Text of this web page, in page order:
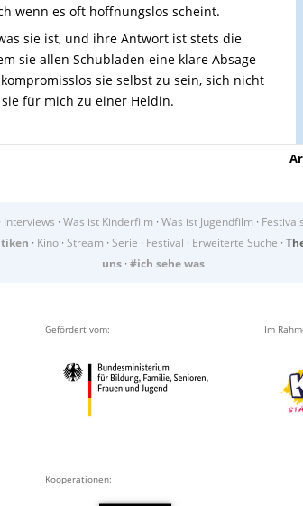
wenn es oft hoffnungslos scheint.
sie ist, und ihre Antwort ist stets die
sie allen Schubladen eine klare Absage
sie selbst zu sein, sich nicht
für mich zu einer Heldin.
· Interviews · Was ist Kinderfilm · Was ist Jugendfilm · Festivals
· Kino· Stream · Serie · Festival · Erweiterte Suche ·
uns · #ich sehe was
Gefördert vom: Im
Kooperationen: